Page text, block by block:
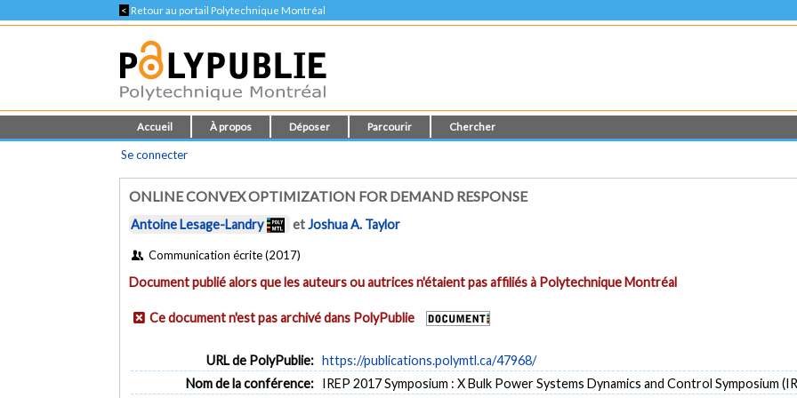
< Retour au portail Polytechnique Montréal
Accueil À propos Déposer Parcourir Chercher
Se connecter
ONLINE CONVEX OPTIMIZATION FOR DEMAND RESPONSE
Antoine Lesage-Landry etJoshua A. Taylor
Communication écrite (2017)
Document publié alors que les auteurs ou autrices n'étaient pas affiliés à Polytechnique Montréal
Ce document n'est pas archivé dans PolyPublie
URL de PolyPublie: https://publications.polymtl.ca/47968/
Nom de la conférence: IREP 2017 Symposium : X Bulk Power Systems Dynamics and Control Symposium